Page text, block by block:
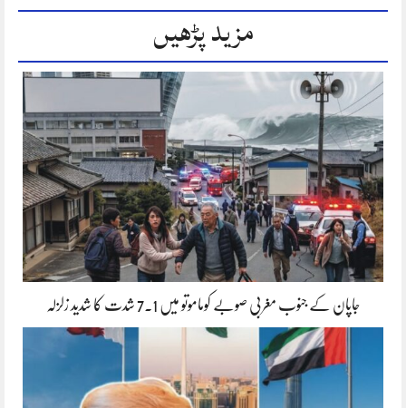
مزید پڑھیں
جاپان کے جنوب مغربی صوبے کوماموتو میں 7.1 شدت کا شدید زلزلہ